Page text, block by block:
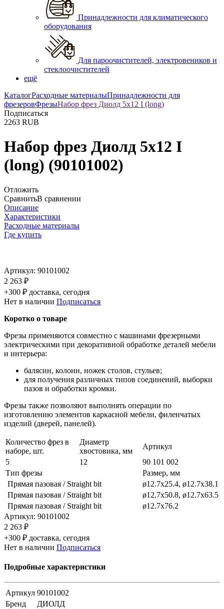
Принадлежности для климатического
оборудования
Для пароочистителей, электровеников и
стеклоочистителей
ещё
КаталогРасходные материалыПринадлежности для
фрезеровФрезыНабор фрез Диолд 5x12 I (long)
Подписаться
2263 RUB
Набор фрез Диолд 5x12 I
(long) (90101002)
Отложить
СравнитьВ сравнении
Описание
Характеристики
Расходные материалы
Где купить
Артикул: 90101002
2 263 ₽
+300 ₽ доставка, сегодня
Нет в наличии Подписаться
Коротко о товаре
Фрезы применяются совместно с машинами фрезерными
электрическими при декоративной обработке деталей мебели
и интерьера:
балясин, колонн, ножек столов, стульев;
для получения различных типов соединений, выборки
пазов и обработки кромки.
Фрезы также позволяют выполнять операции по
изготовлению элементов каркасной мебели, филенчатых
изделий (дверей, панелей).
Количество фрез в
наборе, шт.
Диаметр
хвостовика, мм
Артикул
5
12
90 101 002
Тип фрезы
Размер, мм
Прямая пазовая / Straight bit
ø12.7х25.4, ø12.7х38.1
Прямая пазовая / Straight bit
ø12.7x50.8, ø12.7x63.5
Прямая пазовая / Straight bit
ø12.7x76.2
Артикул: 90101002
2 263 ₽
+300 ₽ доставка, сегодня
Нет в наличии Подписаться
Подробные характеристики
Артикул 90101002
Бренд
ДИОЛД